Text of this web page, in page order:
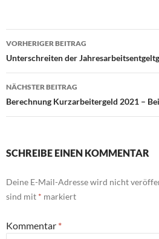
Beitragsnavigation
VORHERIGER BEITRAG
Unterschreiten der
NÄCHSTER BEITRAG
Berechnung Kurzarbeitergeld 2021 –
SCHREIBE EINEN KOMMENTAR
Deine E-Mail-Adresse wird nicht
sind mit * markiert
Kommentar *